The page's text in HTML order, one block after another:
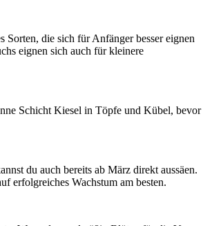
die sich für Anfänger besser eignen
eignen sich auch für kleinere
Schicht Kiesel in Töpfe und Kübel, bevor
du auch bereits ab März direkt aussäen.
erfolgreiches Wachstum am besten.